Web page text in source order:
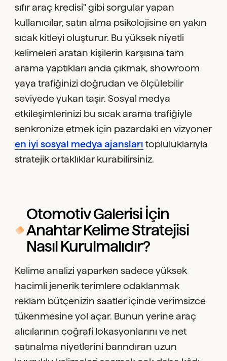
sıfır araç kredisi" gibi sorgular yapan
kullanıcılar, satın alma psikolojisine en yakın
sıcak kitleyi oluşturur. Bu yüksek niyetli
kelimeleri aratan kişilerin karşısına tam
arama yaptıkları anda çıkmak, showroom
yaya trafiğinizi doğrudan ve ölçülebilir
seviyede yukarı taşır. Sosyal medya
etkileşimlerinizi bu sıcak arama trafiğiyle
senkronize etmek için pazardaki en vizyoner
en iyi sosyal medya ajansları topluluklarıyla
stratejik ortaklıklar kurabilirsiniz.
Otomotiv Galerisi İçin
Anahtar Kelime Stratejisi
Nasıl Kurulmalıdır?
Kelime analizi yaparken sadece yüksek
hacimli jenerik terimlere odaklanmak
reklam bütçenizin saatler içinde verimsizce
tükenmesine yol açar. Bunun yerine araç
alıcılarının coğrafi lokasyonlarını ve net
satınalma niyetlerini barındıran uzun